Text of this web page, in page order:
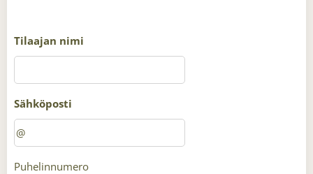
Tilaajan nimi
Sähköposti
Puhelinnumero